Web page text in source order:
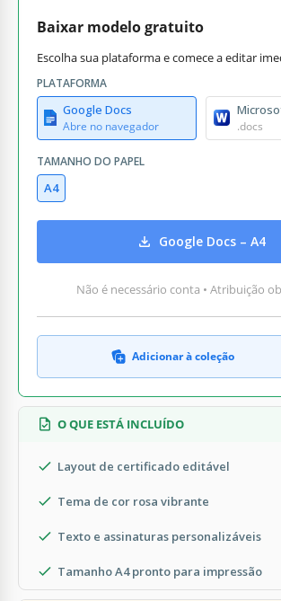
Baixar modelo gratuito
Escolha sua plataforma e comece a editar
PLATAFORMA
Google Docs
Abre no navegador .docs
TAMANHO DO PAPEL
A4
Google Docs – A4
Não é necessário conta • Atribuição
Adicionar à coleção
O QUE ESTÁ INCLUÍDO
Layout de certificado editável
Tema de cor rosa vibrante
Texto e assinaturas personalizáveis
Tamanho A4 pronto para impressão